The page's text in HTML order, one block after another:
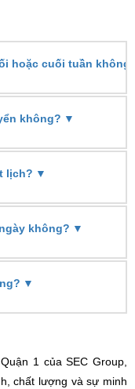
hoặc cuối tuần
không? ▼
lịch? ▼
không? ▼
▼
1 của SEC Group,
chất lượng và sự minh